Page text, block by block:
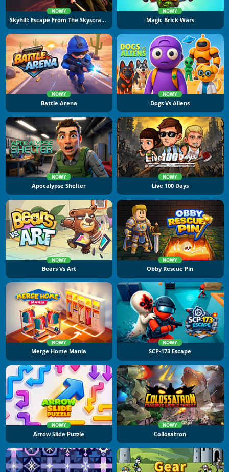
NOWY
Skyhill: Escape From The Skyscraper
NOWY
Magic Brick Wars
NOWY
Battle Arena
NOWY
Dogs Vs Aliens
NOWY
Apocalypse Shelter
NOWY
Live 100 Days
NOWY
Bears Vs Art
NOWY
Obby Rescue Pin
NOWY
Merge Home Mania
NOWY
SCP-173 Escape
NOWY
Arrow Slide Puzzle
NOWY
Collosatron